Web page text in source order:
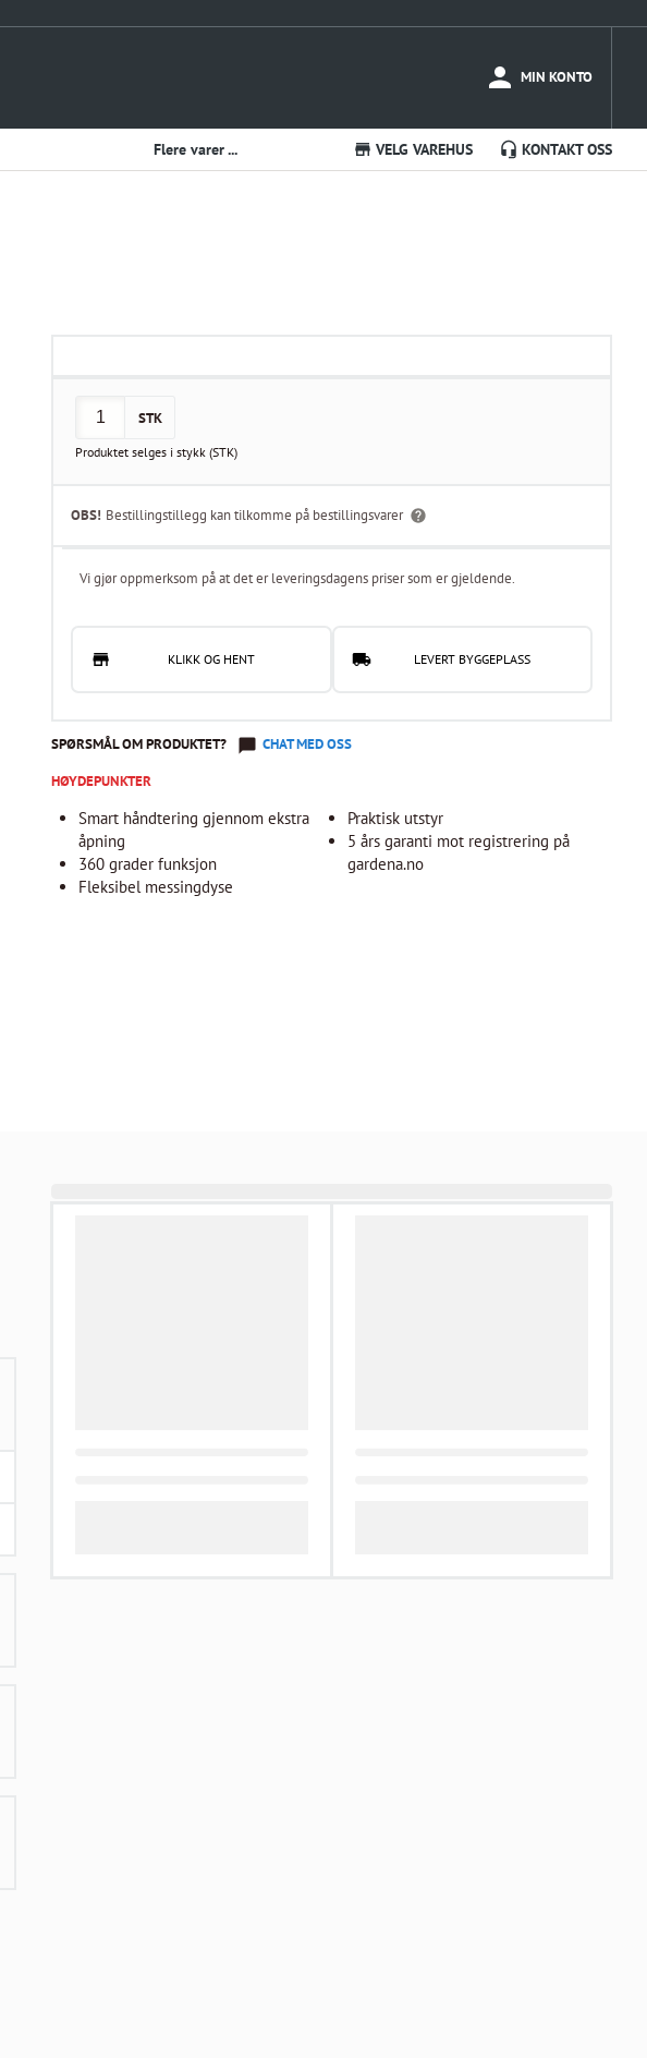
MIN KONTO
Flere varer ... VELG VAREHUS KONTAKT OSS
STK
Produktet selges istykk (STK)
OBS! Bestillingstillegg kan tilkomme på bestillingsvarer
Vi gjør oppmerksom på at det er leveringsdagens priser som er gjeldende.
KLIKK OG HENT LEVERT BYGGEPLASS
SPØRSMÅL OM PRODUKTET?
CHAT MED OSS
HØYDEPUNKTER
Smart håndtering gjennom ekstra
åpning
360 grader funksjon
Fleksibel messingdyse
Praktisk utstyr
5 års garanti mot registrering på
gardena.no